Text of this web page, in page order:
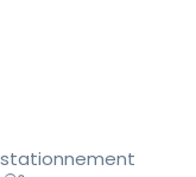
stationnement